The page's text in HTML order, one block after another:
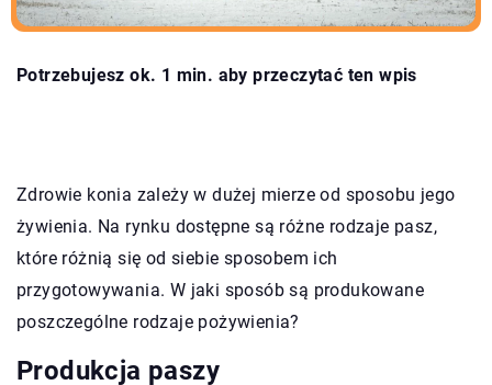
Potrzebujesz ok. 1 min. aby przeczytać ten wpis
Zdrowie konia zależy w dużej mierze od sposobu jego
żywienia. Na rynku dostępne są różne rodzaje pasz,
które różnią się od siebie sposobem ich
przygotowywania. W jaki sposób są produkowane
poszczególne rodzaje pożywienia?
Produkcja paszy